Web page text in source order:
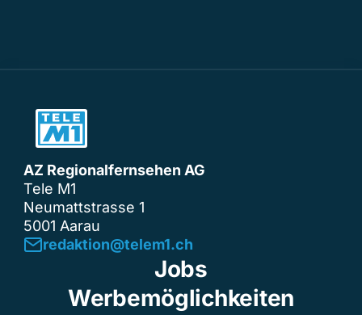
AZ Regionalfernsehen AG
Tele M1
Neumattstrasse 1
5001 Aarau
redaktion@telem1.ch
Jobs
Werbemöglichkeiten